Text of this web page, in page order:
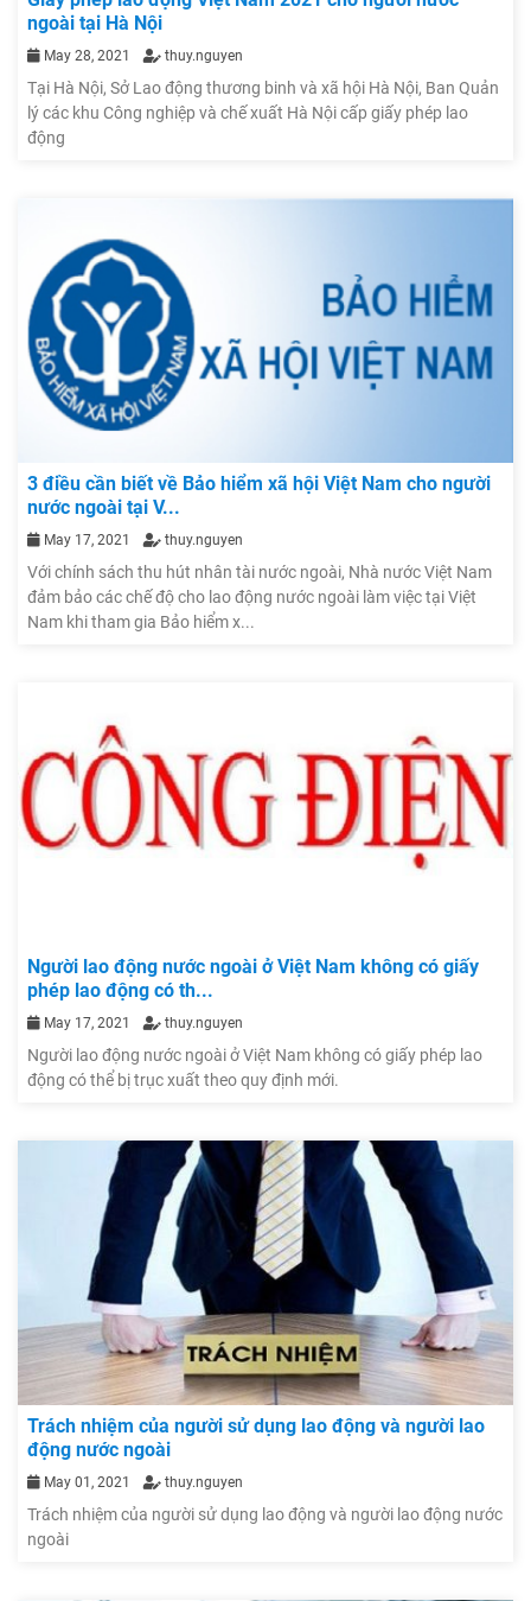
ngoài tại Hà Nội
May 28, 2021 thuy.nguyen
Tại Hà Nội, Sở Lao động thương binh và xã hội Hà Nội, Ban Quản
lý các khu Công nghiệp và chế xuất Hà Nội cấp giấy phép lao
động
3 điều cần biết về Bảo hiểm xã hội Việt Nam cho người
nước ngoài tại V...
May 17, 2021 thuy.nguyen
Với chính sách thu hút nhân tài nước ngoài, Nhà nước Việt Nam
đảm bảo các chế độ cho lao động nước ngoài làm việc tại Việt
Nam khi tham gia Bảo hiểm x...
Người lao động nước ngoài ở Việt Nam không có giấy
phép lao động có th...
May 17, 2021 thuy.nguyen
Người lao động nước ngoài ở Việt Nam không có giấy phép lao
động có thể bị trục xuất theo quy định mới.
Trách nhiệm của người sử dụng lao động và người lao
động nước ngoài
May 01, 2021 thuy.nguyen
Trách nhiệm của người sử dụng lao động và người lao động nước
ngoài